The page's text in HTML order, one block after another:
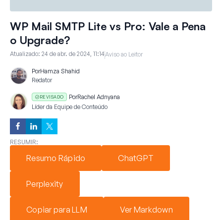
WP Mail SMTP Lite vs Pro: Vale a Pena
o Upgrade?
Atualizado: 24 de abr. de 2024, 11:14 Aviso ao Leitor
PorHamza Shahid
Redator
REVISADO PorRachel Adnyana
Líder da Equipe de Conteúdo
RESUMIR:
Resumo Rápido ChatGPT
Perplexity
Copiar para LLM Ver Markdown